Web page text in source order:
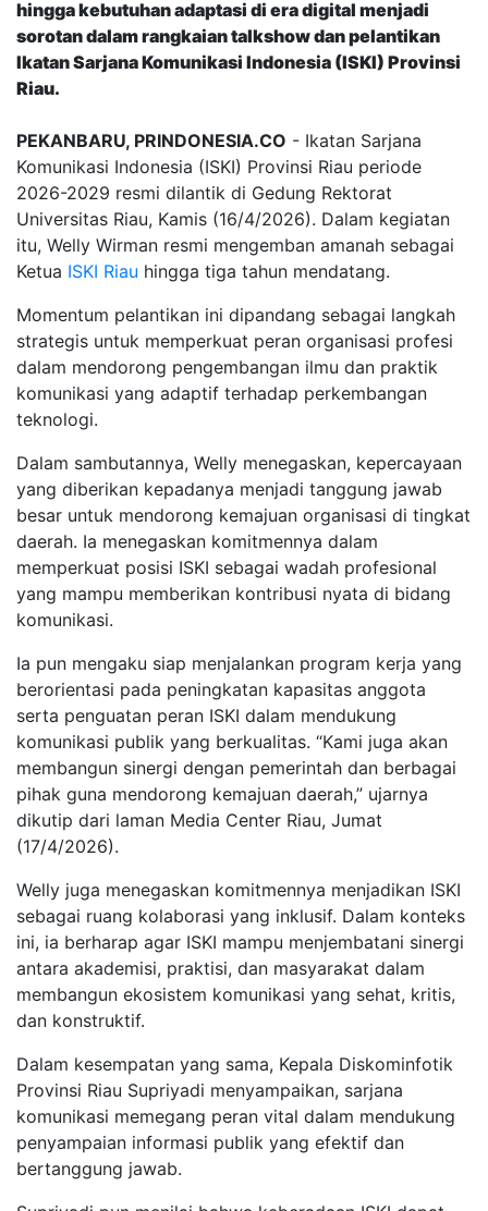
hingga kebutuhan adaptasi di era digital menjadi
sorotan dalam rangkaian talkshow dan pelantikan
Ikatan Sarjana Komunikasi Indonesia (ISKI) Provinsi
Riau.
PEKANBARU, PRINDONESIA.CO - Ikatan Sarjana
Komunikasi Indonesia (ISKI) Provinsi Riau periode
2026-2029 resmi dilantik di Gedung Rektorat
Universitas Riau, Kamis (16/4/2026). Dalam kegiatan
itu, Welly Wirman resmi mengemban amanah sebagai
Ketua ISKI Riau hingga tiga tahun mendatang.
Momentum pelantikan ini dipandang sebagai langkah
strategis untuk memperkuat peran organisasi profesi
dalam mendorong pengembangan ilmu dan praktik
komunikasi yang adaptif terhadap perkembangan
teknologi.
Dalam sambutannya, Welly menegaskan, kepercayaan
yang diberikan kepadanya menjadi tanggung jawab
besar untuk mendorong kemajuan organisasi di tingkat
daerah. Ia menegaskan komitmennya dalam
memperkuat posisi ISKI sebagai wadah profesional
yang mampu memberikan kontribusi nyata di bidang
komunikasi.
Ia pun mengaku siap menjalankan program kerja yang
berorientasi pada peningkatan kapasitas anggota
serta penguatan peran ISKI dalam mendukung
komunikasi publik yang berkualitas. “Kami juga akan
membangun sinergi dengan pemerintah dan berbagai
pihak guna mendorong kemajuan daerah,” ujarnya
dikutip dari laman Media Center Riau, Jumat
(17/4/2026).
Welly juga menegaskan komitmennya menjadikan ISKI
sebagai ruang kolaborasi yang inklusif. Dalam konteks
ini, ia berharap agar ISKI mampu menjembatani sinergi
antara akademisi, praktisi, dan masyarakat dalam
membangun ekosistem komunikasi yang sehat, kritis,
dan konstruktif.
Dalam kesempatan yang sama, Kepala Diskominfotik
Provinsi Riau Supriyadi menyampaikan, sarjana
komunikasi memegang peran vital dalam mendukung
penyampaian informasi publik yang efektif dan
bertanggung jawab.